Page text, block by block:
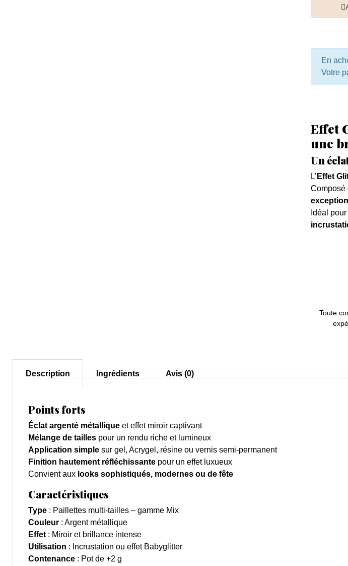
En
Votre
Effet
une
Un
L’ Effet
Composé
Idéal
Toute
Description Ingrédients Avis (0)
Points forts
Éclat argenté métallique et effet miroir captivant
Mélange de tailles pour un rendu riche et lumineux
Application simple sur gel, Acrygel, résine ou vernis semi-permanent
Finition hautement réfléchissante pour un effet luxueux
Convient aux looks sophistiqués, modernes ou de fête
Caractéristiques
Type : Paillettes multi-tailles – gamme Mix
Couleur : Argent métallique
Effet: Miroir et brillance intense
Utilisation : Incrustation ou effet Babyglitter
Contenance : Pot de +2 g